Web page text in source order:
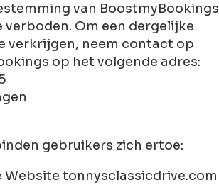
van BoostmyBookings
Om een dergelijke
verkrijgen, neem contact op
op het volgende adres:
gebruikers zich ertoe:
Website tonnysclassicdrive.com